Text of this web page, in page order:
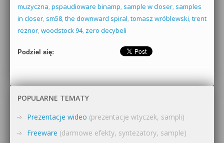
muzyczna, pspaudioware binamp, sample w closer, samples
in closer, sm58, the downward spiral, tomasz wróblewski, trent
reznor, woodstock 94, zero decybeli
Podziel się:
POPULARNE TEMATY
Prezentacje wideo (prezentacje wtyczek, sampli)
Freeware (darmowe efekty, syntezatory, sample)